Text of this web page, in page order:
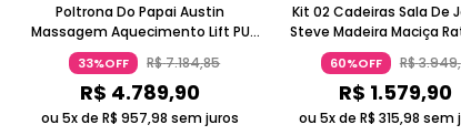
Poltrona Do Papai Austin
Massagem Aquecimento Lift PU
Bege Gran Belo
33%OFF R$7.184,85
R$ 4.789,90
ou 5x deR$ 957,98 sem juros
Kit 02 Cadeiras Sala De
Steve Madeira Maciça
Linho Cinza Ébano Gran
60%OFF R$3.949,
R$ 1.579,90
ou 5x deR$ 315,98 sem